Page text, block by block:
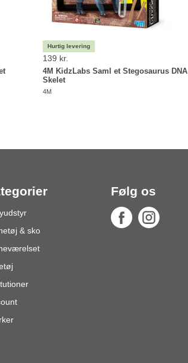
139 kr.
4M KidzLabs Saml et Stegosaurus DNA
Skelet
4M
& sko
Følg os